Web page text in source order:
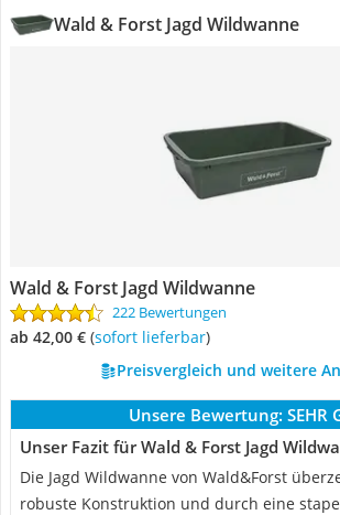
Wald & Forst Jagd Wildwanne
Wald & Forst Jagd Wildwanne
222 Bewertungen
ab 42,00 € ( Sofort lieferbar)
Preisvergleich und weitere
Unsere Bewertung: SEHR
Unser Fazit für Wald & Forst Jagd
Die Jagd Wildwanne von Wald&Forst
robuste Konstruktion und durch eine